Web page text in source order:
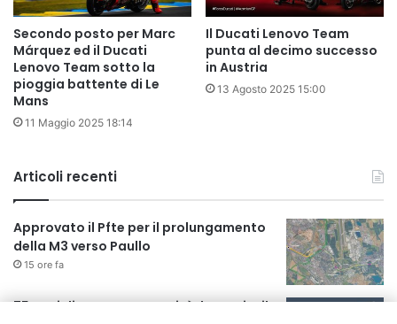
Secondo posto per Marc
Márquez ed il Ducati
Lenovo Team sotto la
pioggia battente di Le
Mans
11 Maggio 2025 18:14
Il Ducati Lenovo Team
punta al decimo successo
in Austria
13 Agosto 2025 15:00
Articoli recenti
Approvato il Pfte per il prolungamento
della M3 verso Paullo
15 ore fa
75 anni di INFN. La comunità, la storia, il